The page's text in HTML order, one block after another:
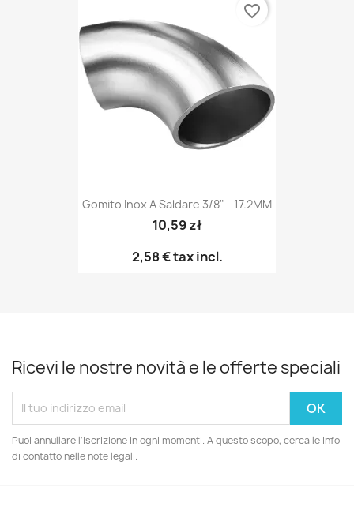
Gomito Inox A Saldare 3/8" - 17.2MM
10,59 zł
2,58 €tax incl.
favorite_border
Ricevi le nostre novità e le offerte speciali
Puoi annullare l'iscrizione in ogni momenti. A questo scopo, cerca le info
di contatto nelle note legali.